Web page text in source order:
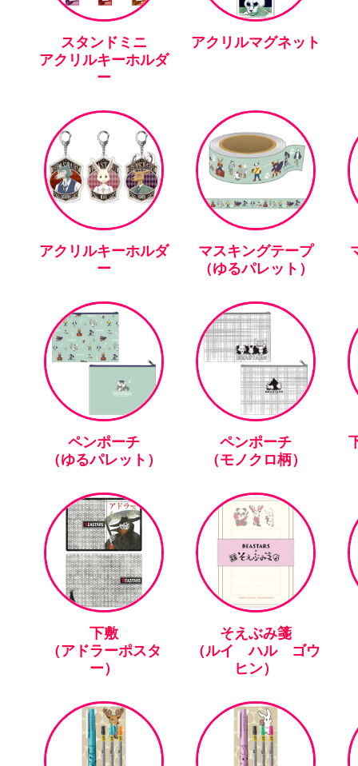
スタンドミニ
アクリルキーホルダ
ー
アクリルマグネット
アクリルキーホルダ
ー
マスキングテープ
（ゆるパレット）
ペンポーチ
（ゆるパレット）
ペンポーチ
（モノクロ柄）
下敷
（アドラーポスタ
ー）
そえぶみ箋
（ルイ ハル ゴウ
ヒン）